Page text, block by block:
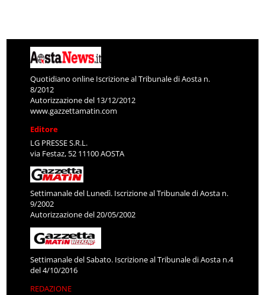
Quotidiano online Iscrizione al Tribunale di Aosta n.
8/2012
Autorizzazione del 13/12/2012
www.gazzettamatin.com
Editore
LG PRESSE S.R.L.
via Festaz, 52 11100 AOSTA
Settimanale del Lunedì. Iscrizione al Tribunale di Aosta n.
9/2002
Autorizzazione del 20/05/2002
Settimanale del Sabato. Iscrizione al Tribunale di Aosta n.4
del 4/10/2016
REDAZIONE